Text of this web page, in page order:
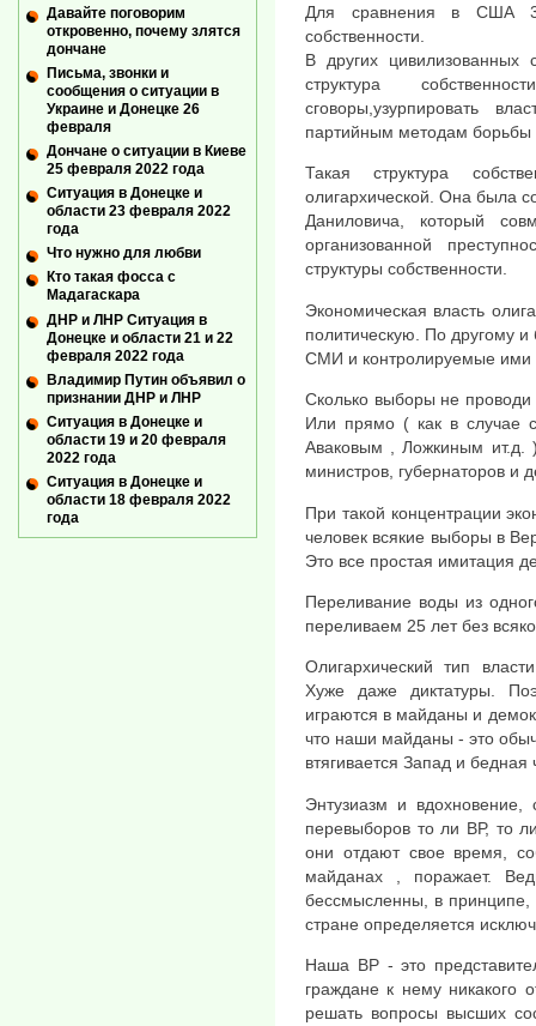
Для сравнения в США
собственности.
В других цивилизованных
структура
сговоры,узурпировать
партийным методам борьбы
Такая структура
олигархической. Она была
Даниловича, который
организованной
структуры собственности.
Экономическая власть
политическую. По другому и
СМИ и контролируемые ими
Сколько выборы не проводи
Или прямо ( как в случае
Аваковым , Ложкиным ит.д.
министров, губернаторов и
При такой концентрации
человек всякие выборы в
Это все простая имитация
Переливание воды из
переливаем 25 лет без
Олигархический тип
Хуже даже диктатуры.
играются в майданы и
что наши майданы - это
втягивается Запад и бедная
Энтузиазм и вдохновение,
перевыборов то ли ВР, то
они отдают свое время,
майданах , поражает.
бессмысленны, в
стране определяется
Наша ВР - это
граждане к нему никакого
решать вопросы высших
Давайте поговорим
откровенно, почему злятся
дончане
Письма, звонки и
сообщения о ситуации в
Украине и Донецке 26
февраля
Дончане о ситуации в Киеве
25 февраля 2022 года
Ситуация в Донецке и
области 23 февраля 2022
года
Что нужно для любви
Кто такая фосса с
Мадагаскара
ДНР и ЛНР Ситуация в
Донецке и области 21 и 22
февраля 2022 года
Владимир Путин объявил о
признании ДНР и ЛНР
Ситуация в Донецке и
области 19 и 20 февраля
2022 года
Ситуация в Донецке и
области 18 февраля 2022
года